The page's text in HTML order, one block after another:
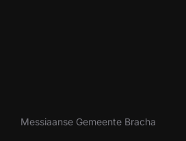
Messiaanse Gemeente Bracha